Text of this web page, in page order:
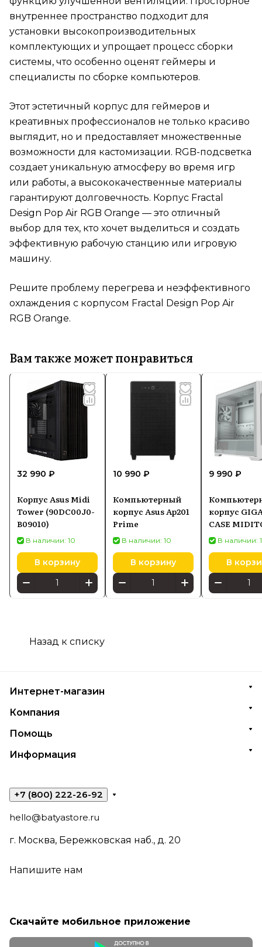
внутреннее пространство подходит для
установки высокопроизводительных
комплектующих и упрощает процесс сборки
системы, что особенно оценят геймеры и
специалисты по сборке компьютеров.
Этот эстетичный корпус для геймеров и
креативных профессионалов не только красиво
выглядит, но и предоставляет множественные
возможности для кастомизации. RGB-подсветка
создает уникальную атмосферу во время игр
или работы, а высококачественные материалы
гарантируют долговечность. Корпус Fractal
Design Pop Air RGB Orange — это отличный
выбор для тех, кто хочет выделиться и создать
эффективную рабочую станцию или игровую
машину.
Решите проблему перегрева и неэффективного
охлаждения с корпусом Fractal Design Pop Air
RGB Orange.
Вам также может понравиться
32 990 ₽
Корпус Asus Midi
Tower (90DC00J0-
B09010)
В наличии: 10
В корзину
10 990 ₽
Компьютерный
корпус Asus Ap201
Prime
В наличии: 10
В корзину
9 990 ₽
корпус
CASE
ATX W/O
C102GI
В наличии:
В
Назад к списку
Интернет-магазин
Компания
Помощь
Информация
+7 (800) 222-26-92
hello@batyastore.ru
г. Москва, Бережковская наб., д. 20
Напишите нам
Скачайте мобильное приложение